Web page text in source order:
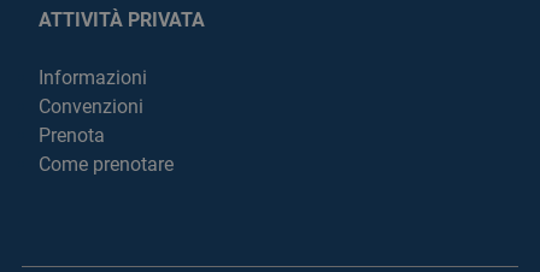
ATTIVITÀ PRIVATA
Informazioni
Convenzioni
Prenota
Come prenotare